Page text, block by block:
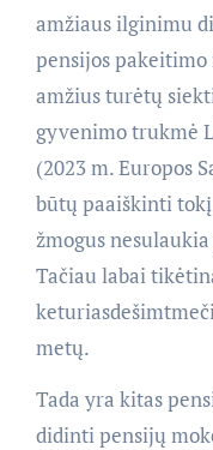
amžiaus ilginimu
pensijos pakeitimo
amžius turėtų
gyvenimo trukmė
(2023 m. Europos
būtų paaiškinti
žmogus
Tačiau labai
metų.
Tada yra kitas
didinti pensijų